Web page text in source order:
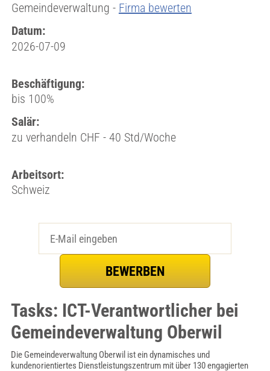
Gemeindeverwaltung - Firma bewerten
Datum:
2026-07-09
Beschäftigung:
bis 100%
Salär:
zu verhandeln CHF - 40 Std/Woche
Arbeitsort:
Schweiz
Tasks: ICT-Verantwortlicher bei
Gemeindeverwaltung Oberwil
Die Gemeindeverwaltung Oberwil ist ein dynamisches und
kundenorientiertes Dienstleistungszentrum mit über 130 engagierten